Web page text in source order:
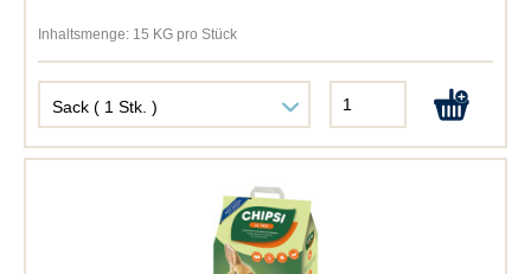
Inhaltsmenge: 15 KG pro Stück